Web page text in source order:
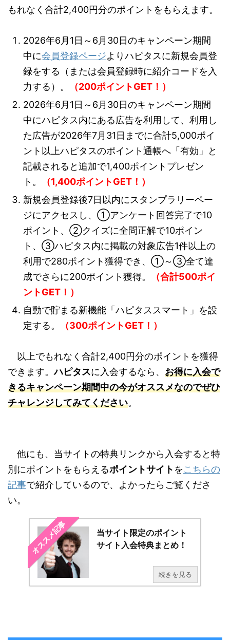
もれなく合計2,400円分のポイントをもらえます。
2026年6月1日～6月30日のキャンペーン期間
中に会員登録ページよりハピタスに新規会員登
録をする（または会員登録時に紹介コードを入
力する）。
（200ポイントGET！）
2026年6月1日～6月30日のキャンペーン期間
中にハピタス内にある広告を利用して、利用し
た広告が2026年7月31日までに合計5,000ポイ
ント以上ハピタスのポイント通帳へ「有効」と
記載されると追加で1,400ポイントプレゼン
ト。
（1,400ポイントGET！）
新規会員登録後7日以内にスタンプラリーペー
ジにアクセスし、①アンケート回答完了で10
ポイント、②クイズに全問正解で10ポイン
ト、③ハピタス内に掲載の対象広告1件以上の
利用で280ポイント獲得でき、①～③全て達
成でさらに200ポイント獲得。
（合計500ポイ
ントGET！）
自動で貯まる新機能「ハピタススマート」を設
定する。
（300ポイントGET！）
以上でもれなく合計2,400円分のポイントを獲得
できます。ハピタスに入会するなら、 お得に入会で
きるキャンペーン期間中の今がオススメなのでぜひ
チャレンジしてみてください。
他にも、当サイトの特典リンクから入会すると特
別にポイントをもらえるポイントサイト をこちらの
記事で紹介しているので、よかったらご覧くださ
い。
オススメ記事
当サイト限定のポイント
サイト入会特典まとめ！
続きを見る